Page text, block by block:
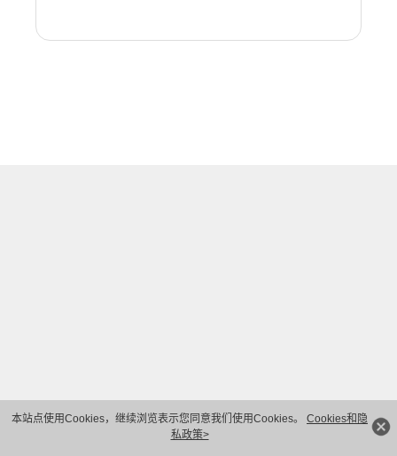
本站点使用Cookies，继续浏览表示您同意我们使用Cookies。 Cookies和隐
私政策>